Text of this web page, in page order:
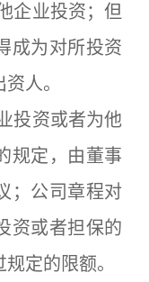
业投资；但
成为对所投资
人。
资或者为他
规定，由董事
；公司章程对
资或者担保的
定的限额。